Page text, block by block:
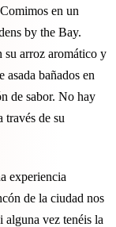
en un
by the Bay.
su arroz aromático y
asada bañados en
de sabor. No hay
través de su
experiencia
de la ciudad nos
vez tenéis la